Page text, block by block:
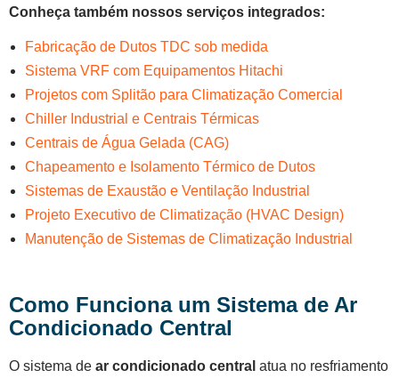
Conheça também nossos serviços integrados:
Fabricação de Dutos TDC sob medida
Sistema VRF com Equipamentos Hitachi
Projetos com Splitão para Climatização Comercial
Chiller Industrial e Centrais Térmicas
Centrais de Água Gelada (CAG)
Chapeamento e Isolamento Térmico de Dutos
Sistemas de Exaustão e Ventilação Industrial
Projeto Executivo de Climatização (HVAC Design)
Manutenção de Sistemas de Climatização Industrial
Como Funciona um Sistema de Ar
Condicionado Central
O sistema de ar condicionado central atua no resfriamento